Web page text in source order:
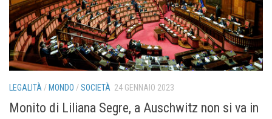
LEGALITÀ/ MONDO /SOCIETÀ 24 GENNAIO 2023
Monito di Liliana Segre, a Auschwitz non si va in